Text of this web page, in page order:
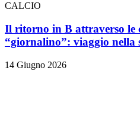
CALCIO
Il ritorno in B attraverso le
“giornalino”: viaggio nella
14 Giugno 2026